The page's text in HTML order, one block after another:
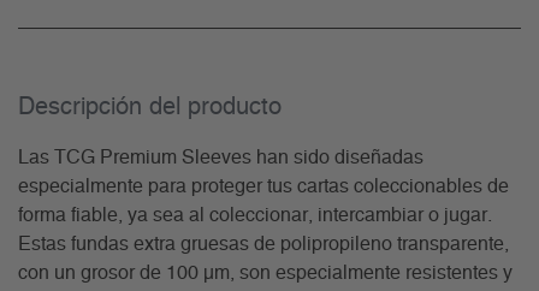
Descripción del producto
Las TCG Premium Sleeves han sido diseñadas
especialmente para proteger tus cartas coleccionables de
forma fiable, ya sea al coleccionar, intercambiar o jugar.
Estas fundas extra gruesas de polipropileno transparente,
con un grosor de 100 µm, son especialmente resistentes y